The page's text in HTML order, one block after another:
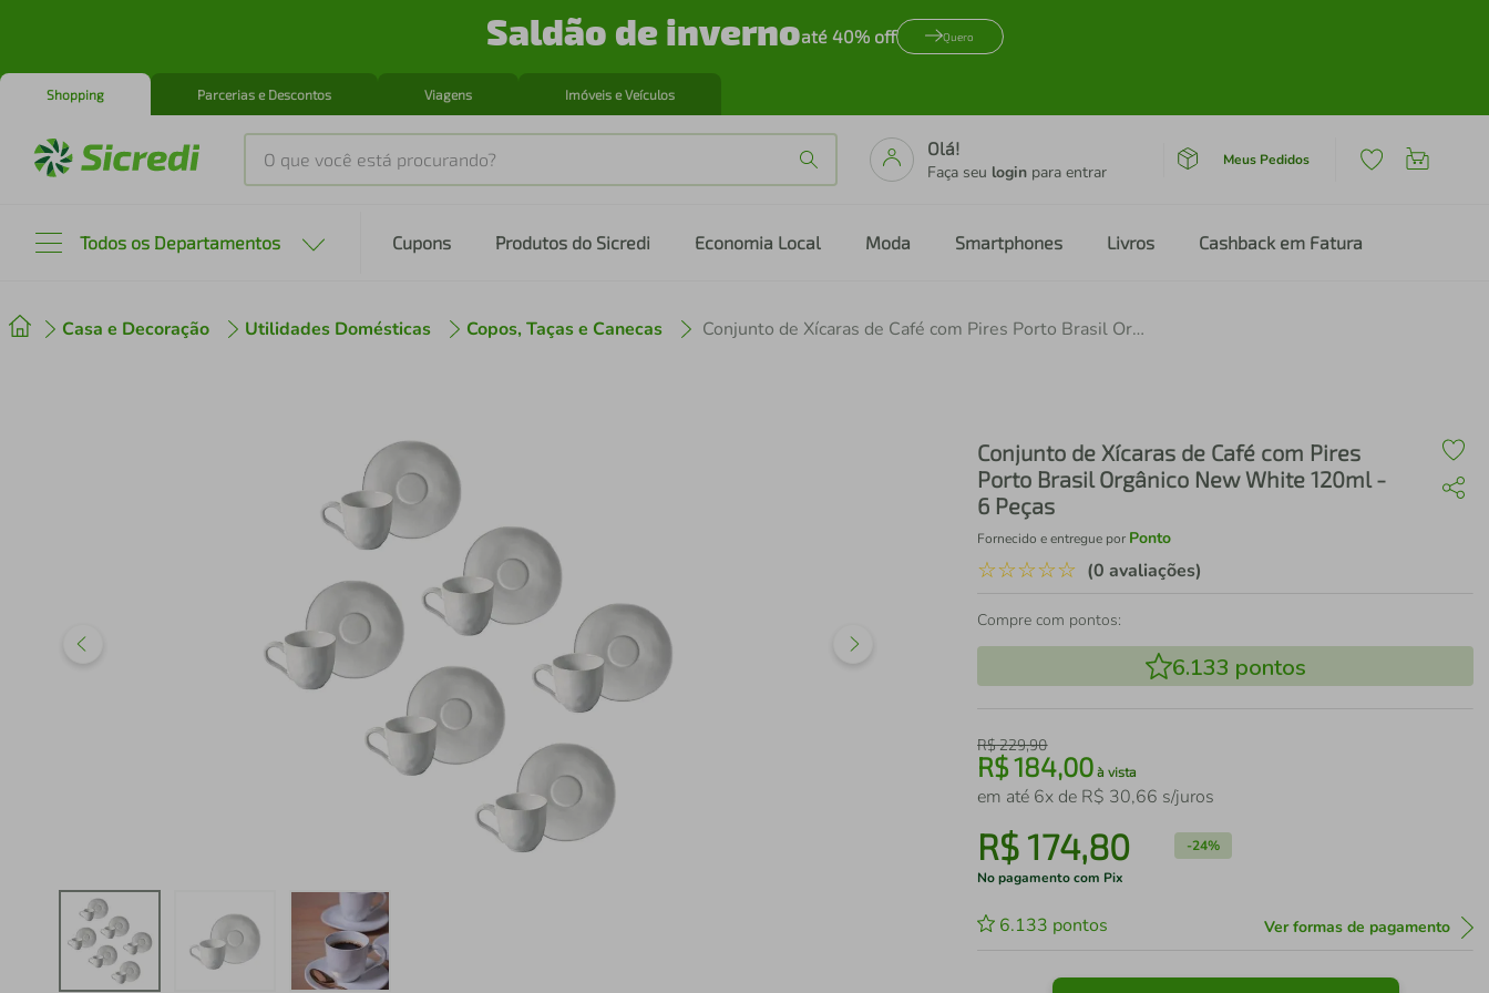
Saldão de invernoaté 40% off Quero
Shopping Parcerias e Descontos Viagens Imóveis e Veículos
O que você está procurando?
Olá!
Faça seu login para entrar
Meus Pedidos
Todos os Departamentos Cupons Produtos do Sicredi Economia Local Moda Smartphones Livros Cashback em Fatura
Casa e Decoração Utilidades Domésticas Copos, Taças e Canecas Conjunto de Xícaras de Café com Pires Porto Brasil Orgânico New White 120ml - 6 Peças
Conjunto de Xícaras de Café com Pires
Porto Brasil Orgânico New White 120ml -
6 Peças
Fornecido e entregue por Ponto
☆☆☆☆☆ (0 avaliações)
Compre com pontos:
6.133 pontos
R$229,90
R$184,00 à vista
em até 6x de R$ 30,66 s/juros
R$174,80 -24%
No pagamento com Pix
6.133 pontos Ver formas de pagamento
º cafeteira